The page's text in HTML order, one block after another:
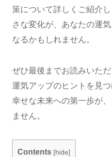
策について詳しくご紹介
さな変化が、あなたの運
なるかもしれません。
ぜひ最後までお読みいた
運気アップのヒントを見
幸せな未来への第一歩が
ません。
Contents [hide]